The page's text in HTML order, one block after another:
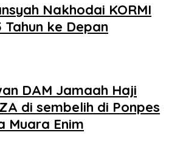
Nakhodai KORMI
Tahun ke Depan
DAM Jamaah Haji
di sembelih di Ponpes
Muara Enim